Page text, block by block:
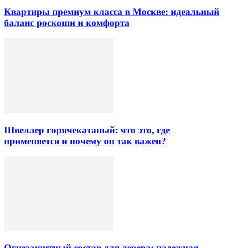
Квартиры премиум класса в Москве: идеальный
баланс роскоши и комфорта
Швеллер горячекатаный: что это, где
применяется и почему он так важен?